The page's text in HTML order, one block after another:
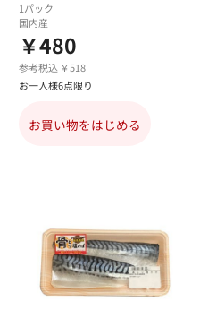
1パック
国内産
￥480
参考税込 ￥518
お一人様6点限り
お買い物をはじめる